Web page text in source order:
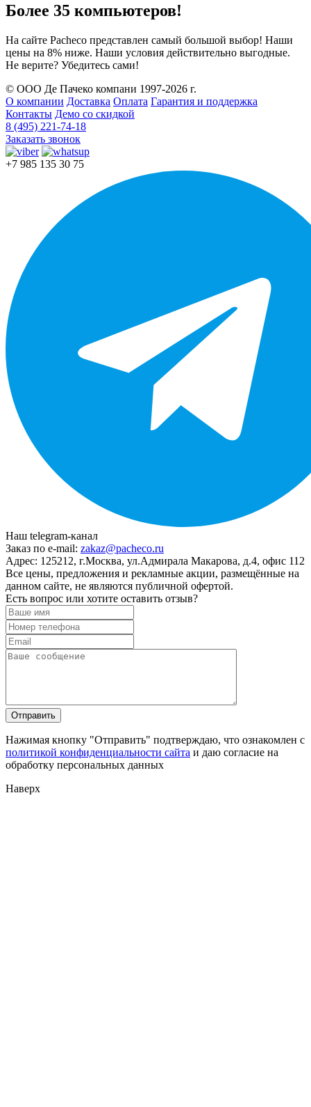
Более 35 компьютеров!
На сайте Pacheco представлен самый большой выбор! Наши
цены на 8% ниже. Наши условия действительно выгодные.
Не верите? Убедитесь сами!
© ООО Де Пачеко компани 1997-2026 г.
О компании Доставка Оплата Гарантия и поддержка
Контакты Демо со скидкой
8 (495) 221-74-18
Заказать звонок
+7 985 135 30 75
Наш telegram-канал
Заказ по e-mail: zakaz@pacheco.ru
Адрес: 125212, г.Москва, ул.Адмирала Макарова, д.4, офис 112
Все цены, предложения и рекламные акции, размещённые на
данном сайте, не являются публичной офертой.
Есть вопрос или хотите оставить отзыв?
Нажимая кнопку "Отправить" подтверждаю, что ознакомлен с
политикой конфиденциальности сайта и даю согласие на
обработку персональных данных
Наверх